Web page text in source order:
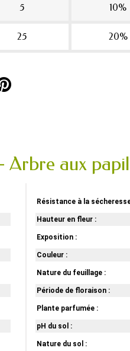
5 10%
25 20%
Arbre aux
Résistance à la
Hauteur en fleur :
Exposition :
Couleur :
Nature du feuillage :
Période de floraison :
Plante parfumée :
pH du sol :
Nature du sol :